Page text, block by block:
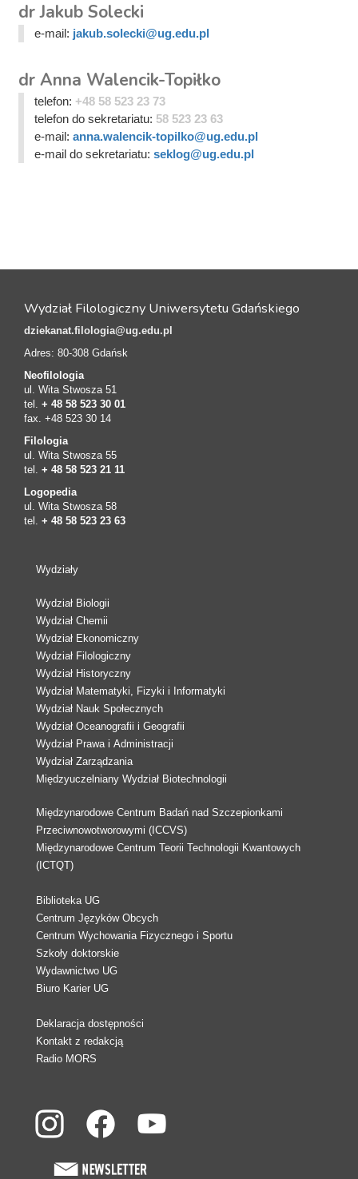
dr Jakub Solecki
e-mail: jakub.solecki@ug.edu.pl
dr Anna Walencik-Topiłko
telefon: +48 58 523 23 73
telefon do sekretariatu: 58 523 23 63
e-mail: anna.walencik-topilko@ug.edu.pl
e-mail do sekretariatu: seklog@ug.edu.pl
Wydział Filologiczny Uniwersytetu Gdańskiego
dziekanat.filologia@ug.edu.pl
Adres: 80-308 Gdańsk
Neofilologia
ul. Wita Stwosza 51
tel. + 48 58 523 30 01
fax. +48 523 30 14
Filologia
ul. Wita Stwosza 55
tel. + 48 58 523 21 11
Logopedia
ul. Wita Stwosza 58
tel. + 48 58 523 23 63
Wydziały
Wydział Biologii
Wydział Chemii
Wydział Ekonomiczny
Wydział Filologiczny
Wydział Historyczny
Wydział Matematyki, Fizyki i Informatyki
Wydział Nauk Społecznych
Wydział Oceanografii i Geografii
Wydział Prawa i Administracji
Wydział Zarządzania
Międzyuczelniany Wydział Biotechnologii
Międzynarodowe Centrum Badań nad Szczepionkami
Przeciwnowotworowymi (ICCVS)
Międzynarodowe Centrum Teorii Technologii Kwantowych
(ICTQT)
Biblioteka UG
Centrum Języków Obcych
Centrum Wychowania Fizycznego i Sportu
Szkoły doktorskie
Wydawnictwo UG
Biuro Karier UG
Deklaracja dostępności
Kontakt z redakcją
Radio MORS